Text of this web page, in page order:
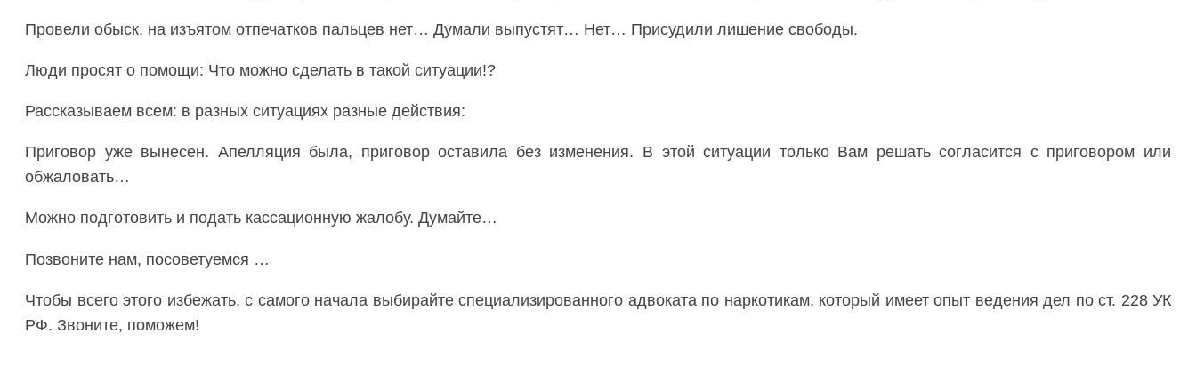
Провели обыск, на изъятом отпечатков пальцев нет… Думали выпустят… Нет… Присудили лишение свободы.
Люди просят о помощи: Что можно сделать в такой ситуации!?
Рассказываем всем: в разных ситуациях разные действия:
Приговор уже вынесен. Апелляция была, приговор оставила без изменения. В этой ситуации только Вам решать согласится с приговором или
обжаловать…
Можно подготовить и подать кассационную жалобу. Думайте…
Позвоните нам, посоветуемся …
Чтобы всего этого избежать, с самого начала выбирайте специализированного адвоката по наркотикам, который имеет опыт ведения дел по ст. 228 УК
РФ. Звоните, поможем!